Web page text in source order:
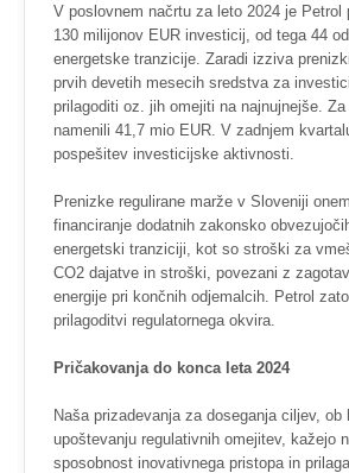
V poslovnem načrtu za leto 2024 je Petrol
130 milijonov EUR investicij, od tega 44
energetske tranzicije. Zaradi izziva
prvih devetih mesecih sredstva za
prilagoditi oz. jih omejiti na najnujnejše.
namenili 41,7 mio EUR. V zadnjem
pospešitev investicijske aktivnosti.
Prenizke regulirane marže v Sloveniji
financiranje dodatnih zakonsko
energetski tranziciji, kot so stroški za
CO2 dajatve in stroški, povezani z
energije pri končnih odjemalcih. Petrol
prilagoditvi regulatornega okvira.
Pričakovanja do konca leta 2024
Naša prizadevanja za doseganja ciljev, ob
upoštevanju regulativnih omejitev, kažejo
sposobnost inovativnega pristopa in